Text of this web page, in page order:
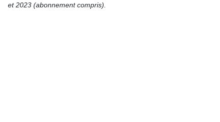
et 2023 (abonnement compris).